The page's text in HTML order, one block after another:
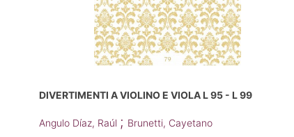
DIVERTIMENTI A VIOLINO E VIOLA L 95 - L 99
Angulo Díaz, Raúl ; Brunetti, Cayetano